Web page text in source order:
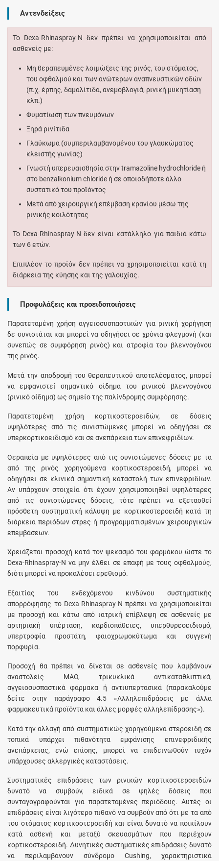
Αντενδείξεις
Το Dexa-Rhinaspray-N δεν πρέπει να χρησιμοποιείται από
ασθενείς με:
Μη θεραπευμένες λοιμώξεις της ρινός, του στόματος,
του οφθαλμού και των ανώτερων αναπνευστικών οδών
(π.χ. έρπης, δαμαλίτιδα, ανεμοβλογιά, ρινική μυκητίαση
κλπ.)
Φυματίωση των πνευμόνων
Ξηρά ρινίτιδα
Γλαύκωμα (συμπεριλαμβανομένου του γλαυκώματος
κλειστής γωνίας)
Γνωστή υπερευαισθησία στην tramazoline hydrochloride ή
στο benzalkonium chloride ή σε οποιοδήποτε άλλο
συστατικό του προϊόντος
Μετά από χειρουργική επέμβαση κρανίου μέσω της
ρινικής κοιλότητας
Το Dexa-Rhinaspray-N δεν είναι κατάλληλο για παιδιά κάτω
των 6 ετών.
Επιπλέον το προϊόν δεν πρέπει να χρησιμοποιείται κατά τη
διάρκεια της κύησης και της γαλουχίας.
Προφυλάξεις και προειδοποιήσεις
Παρατεταμένη χρήση αγγειοσυσπαστικών για ρινική χορήγηση
δε συνιστάται και μπορεί να οδηγήσει σε χρόνια φλεγμονή (και
συνεπώς σε συμφόρηση ρινός) και ατροφία του βλεννογόνου
της ρινός.
Μετά την αποδρομή του θεραπευτικού αποτελέσματος, μπορεί
να εμφανιστεί σημαντικό οίδημα του ρινικού βλεννογόνου
(ρινικό οίδημα) ως σημείο της παλίνδρομης συμφόρησης.
Παρατεταμένη χρήση κορτικοστεροειδών, σε δόσεις
υψηλότερες από τις συνιστώμενες μπορεί να οδηγήσει σε
υπερκορτικοειδισμό και σε ανεπάρκεια των επινεφριδίων.
Θεραπεία με υψηλότερες από τις συνιστώμενες δόσεις με τα
από της ρινός χορηγούμενα κορτικοστεροειδή, μπορεί να
οδηγήσει σε κλινικά σημαντική καταστολή των επινεφριδίων.
Αν υπάρχουν στοιχεία ότι έχουν χρησιμοποιηθεί υψηλότερες
από τις συνιστώμενες δόσεις, τότε πρέπει να εξετασθεί
πρόσθετη συστηματική κάλυψη με κορτικοστεροειδή κατά τη
διάρκεια περιόδων στρες ή προγραμματισμένων χειρουργικών
επεμβάσεων.
Χρειάζεται προσοχή κατά τον ψεκασμό του φαρμάκου ώστε το
Dexa-Rhinaspray-N να μην έλθει σε επαφή με τους οφθαλμούς,
διότι μπορεί να προκαλέσει ερεθισμό.
Εξαιτίας του ενδεχόμενου κινδύνου συστηματικής
απορρόφησης το Dexa-Rhinaspray-N πρέπει να χρησιμοποιείται
με προσοχή και κάτω από ιατρική επίβλεψη σε ασθενείς με
αρτηριακή υπέρταση, καρδιοπάθειες, υπερθυρεοειδισμό,
υπερτροφία προστάτη, φαιοχρωμοκύτωμα και συγγενή
πορφυρία.
Προσοχή θα πρέπει να δίνεται σε ασθενείς που λαμβάνουν
αναστολείς MAO, τρικυκλικά αντικαταθλιπτικά,
αγγειοσυσπαστικά φάρμακα ή αντιυπερτασικά (παρακαλούμε
δείτε στην παράγραφο 4.5 «Αλληλεπιδράσεις με άλλα
φαρμακευτικά προϊόντα και άλλες μορφές αλληλεπίδρασης»).
Κατά την αλλαγή από συστηματικώς χορηγούμενα στεροειδή σε
τοπικά υπάρχει πιθανότητα εμφάνισης επινεφριδικής
ανεπάρκειας, ενώ επίσης, μπορεί να επιδεινωθούν τυχόν
υπάρχουσες αλλεργικές καταστάσεις.
Συστηματικές επιδράσεις των ρινικών κορτικοστεροειδών
δυνατό να συμβούν, ειδικά σε ψηλές δόσεις που
συνταγογραφούνται για παρατεταμένες περιόδους. Αυτές οι
επιδράσεις είναι λιγότερο πιθανό να συμβούν από ότι με τα από
του στόματος κορτικοστεροειδή και είναι δυνατό να ποικίλουν
κατά ασθενή και μεταξύ σκευασμάτων που περιέχουν
κορτικοστεροειδή. Δυνητικές συστηματικές επιδράσεις δυνατό
να περιλαμβάνουν σύνδρομο Cushing, χαρακτηριστικά